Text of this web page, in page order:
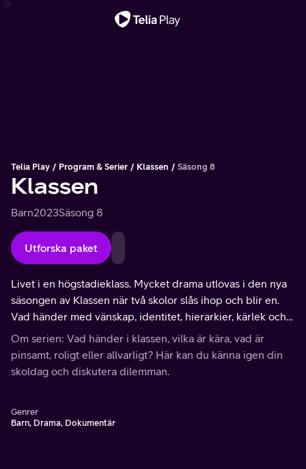
Telia Play Program & Serier Klassen Säsong 8
Klassen
Barn2023Säsong 8
Utforska paket
Livet i en högstadieklass. Mycket drama utlovas i den nya
säsongen av Klassen när två skolor slås ihop och blir en.
Vad händer med vänskap, identitet, hierarkier, kärlek och
social status när det är en massa nya elever som kommer
till?
Om serien: Vad händer i klassen, vilka är kära, vad är
pinsamt, roligt eller allvarligt? Här kan du känna igen din
skoldag och diskutera dilemman.
Genrer
Barn, Drama, Dokumentär